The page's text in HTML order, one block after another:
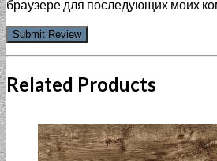
браузере для последующих моих
Related Products